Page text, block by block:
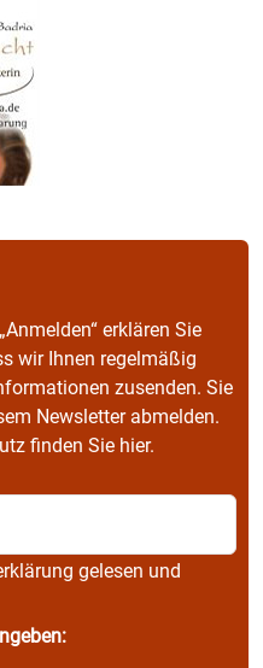
erklären Sie
wir Ihnen regelmäßig
zusenden. Sie
Newsletter abmelden.
finden Sie hier.
gelesen und